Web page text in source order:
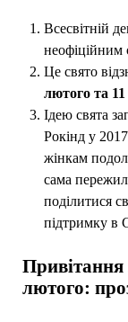
Всесвітній
неофіційним
Це свято
лютого та
Ідею свята
Рокінд у
жінкам
сама
поділитися
підтримку в
Привітання
лютого: